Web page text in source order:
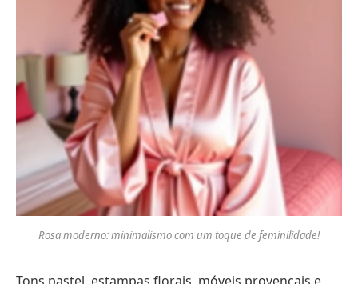
Rosa moderno: minimalismo com um toque de feminilidade!